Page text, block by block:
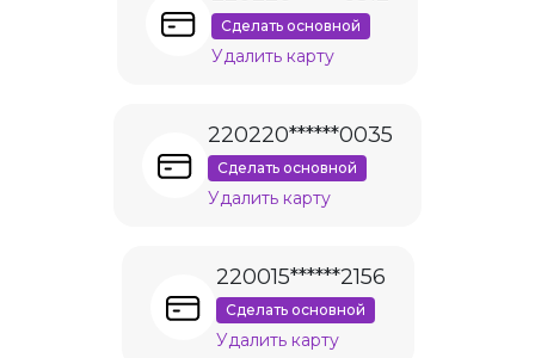
Сделать основной
Удалить карту
220220******0035
Сделать основной
Удалить карту
220015******2156
Сделать основной
Удалить карту